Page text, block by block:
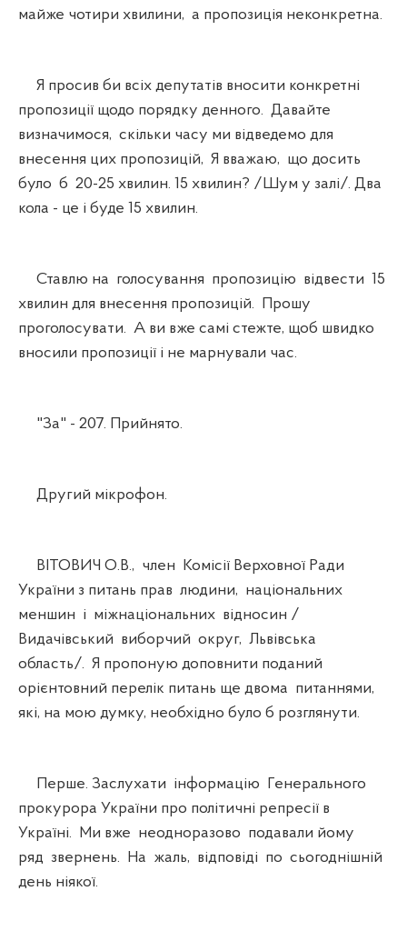
майже чотири хвилини, а пропозиція неконкретна.
Я просив би всіх депутатів вносити конкретні
пропозиції щодо порядку денного. Давайте
визначимося, скільки часу ми відведемо для
внесення цих пропозицій, Я вважаю, що досить
було б 20-25 хвилин. 15 хвилин? /Шум у залі/. Два
кола - це і буде 15 хвилин.
Ставлю на голосування пропозицію відвести 15
хвилин для внесення пропозицій. Прошу
проголосувати. А ви вже самі стежте, щоб швидко
вносили пропозиції і не марнували час.
"За" - 207. Прийнято.
Другий мікрофон.
ВІТОВИЧ О.В., член Комісії Верховної Ради
України з питань прав людини, національних
меншин і міжнаціональних відносин /
Видачівський виборчий округ, Львівська
область/. Я пропоную доповнити поданий
орієнтовний перелік питань ще двома питаннями,
які, на мою думку, необхідно було б розглянути.
Перше. Заслухати інформацію Генерального
прокурора України про політичні репресії в
Україні. Ми вже неодноразово подавали йому
ряд звернень. На жаль, відповіді по сьогоднішній
день ніякої.